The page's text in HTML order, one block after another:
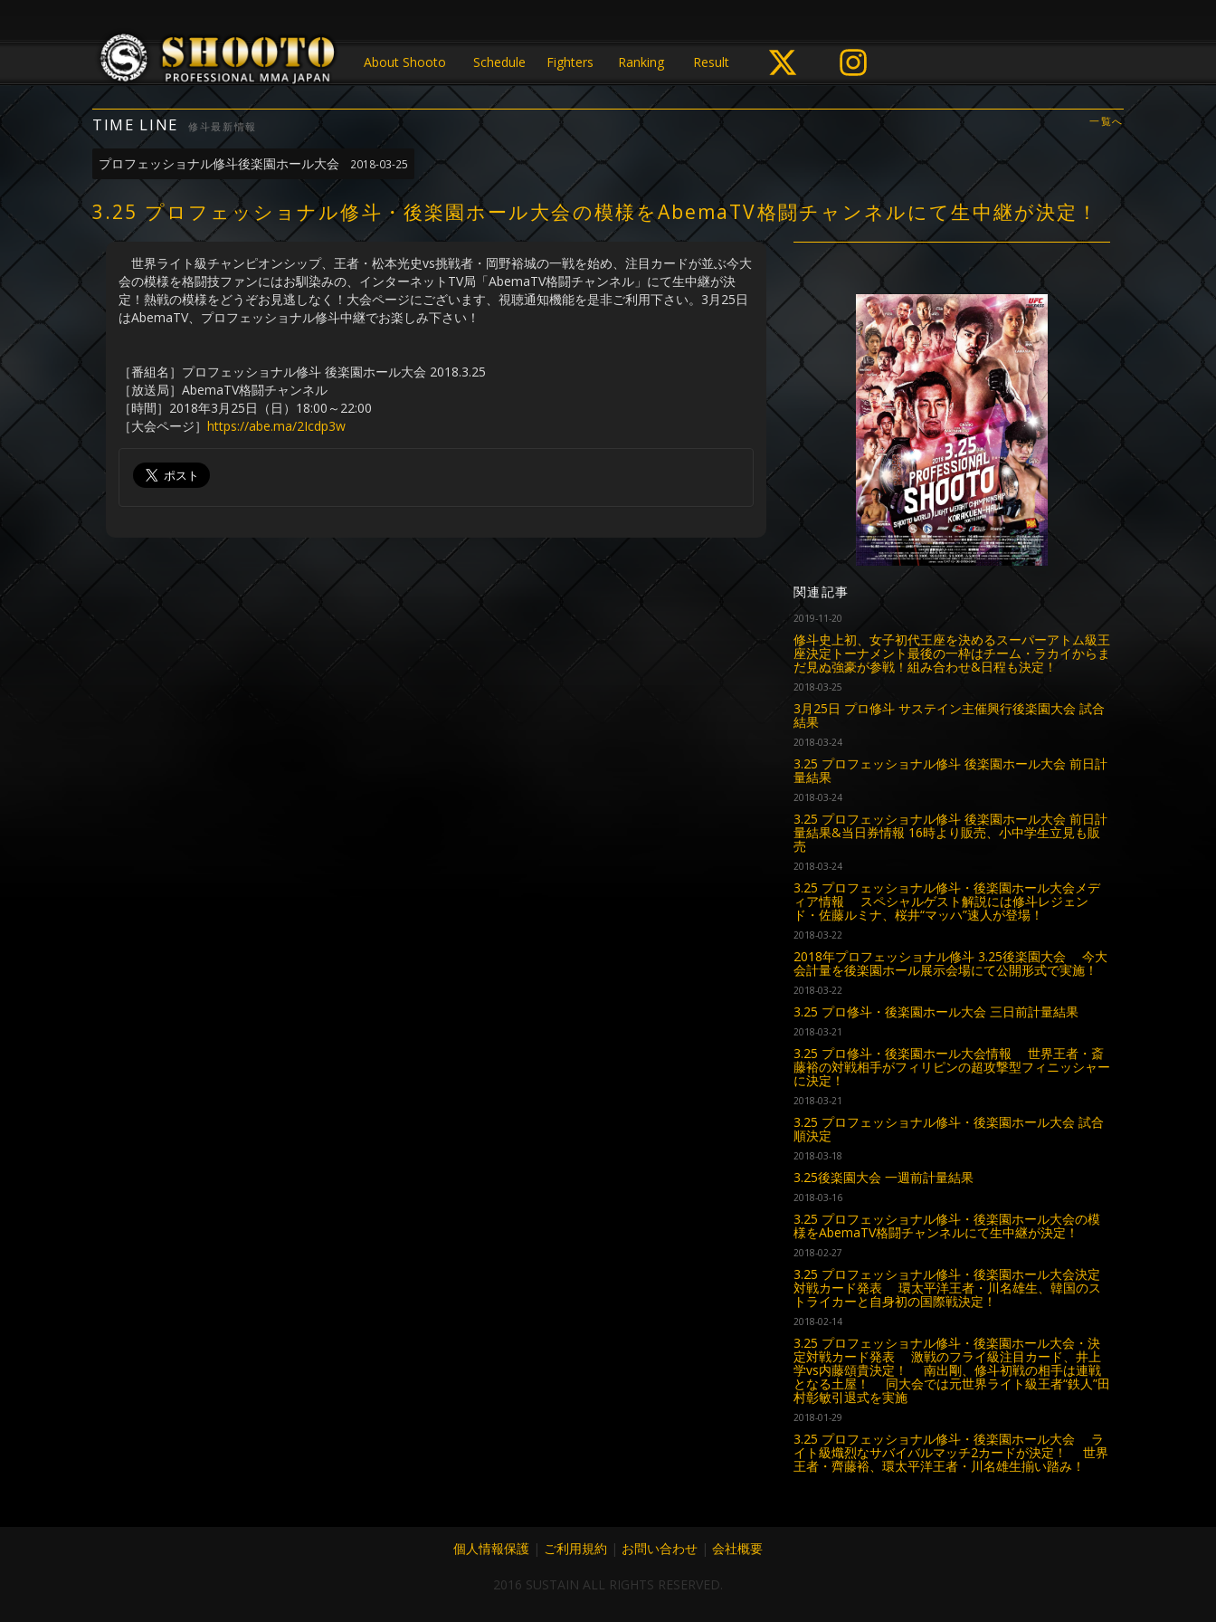
About Shooto Schedule Fighters Ranking Result
TIME LINE 修斗最新情報 一覧へ
プロフェッショナル修斗後楽園ホール大会 2018-03-25
3.25 プロフェッショナル修斗・後楽園ホール大会の模様をAbemaTV格闘チャンネルにて生中継が決定！
世界ライト級チャンピオンシップ、王者・松本光史vs挑戦者・岡野裕城の一戦を始め、注目カードが並ぶ今大
会の模様を格闘技ファンにはお馴染みの、インターネットTV局「AbemaTV格闘チャンネル」にて生中継が決
定！熱戦の模様をどうぞお見逃しなく！大会ページにございます、視聴通知機能を是非ご利用下さい。3月25日
はAbemaTV、プロフェッショナル修斗中継でお楽しみ下さい！
［番組名］プロフェッショナル修斗 後楽園ホール大会 2018.3.25
［放送局］AbemaTV格闘チャンネル
［時間］2018年3月25日（日）18:00～22:00
［大会ページ］ https://abe.ma/2Icdp3w
関連記事
2019-11-20
修斗史上初、女子初代王座を決めるスーパーアトム級王
座決定トーナメント最後の一枠はチーム・ラカイからま
だ見ぬ強豪が参戦！組み合わせ&日程も決定！
2018-03-25
3月25日 プロ修斗 サステイン主催興行後楽園大会 試合
結果
2018-03-24
3.25 プロフェッショナル修斗 後楽園ホール大会 前日計
量結果
2018-03-24
3.25 プロフェッショナル修斗 後楽園ホール大会 前日計
量結果&当日券情報 16時より販売、小中学生立見も販
売
2018-03-24
3.25 プロフェッショナル修斗・後楽園ホール大会メデ
ィア情報 スペシャルゲスト解説には修斗レジェン
ド・佐藤ルミナ、桜井“マッハ”速人が登場！
2018-03-22
2018年プロフェッショナル修斗 3.25後楽園大会 今大
会計量を後楽園ホール展示会場にて公開形式で実施！
2018-03-22
3.25 プロ修斗・後楽園ホール大会 三日前計量結果
2018-03-21
3.25 プロ修斗・後楽園ホール大会情報 世界王者・斎
藤裕の対戦相手がフィリピンの超攻撃型フィニッシャー
に決定！
2018-03-21
3.25 プロフェッショナル修斗・後楽園ホール大会 試合
順決定
2018-03-18
3.25後楽園大会 一週前計量結果
2018-03-16
3.25 プロフェッショナル修斗・後楽園ホール大会の模
様をAbemaTV格闘チャンネルにて生中継が決定！
2018-02-27
3.25 プロフェッショナル修斗・後楽園ホール大会決定
対戦カード発表 環太平洋王者・川名雄生、韓国のス
トライカーと自身初の国際戦決定！
2018-02-14
3.25 プロフェッショナル修斗・後楽園ホール大会・決
定対戦カード発表 激戦のフライ級注目カード、井上
学vs内藤頌貴決定！ 南出剛、修斗初戦の相手は連戦
となる土屋！ 同大会では元世界ライト級王者“鉄人”田
村彰敏引退式を実施
2018-01-29
3.25 プロフェッショナル修斗・後楽園ホール大会 ラ
イト級熾烈なサバイバルマッチ2カードが決定！ 世界
王者・齊藤裕、環太平洋王者・川名雄生揃い踏み！
個人情報保護 | ご利用規約 | お問い合わせ | 会社概要
2016 SUSTAIN ALL RIGHTS RESERVED.